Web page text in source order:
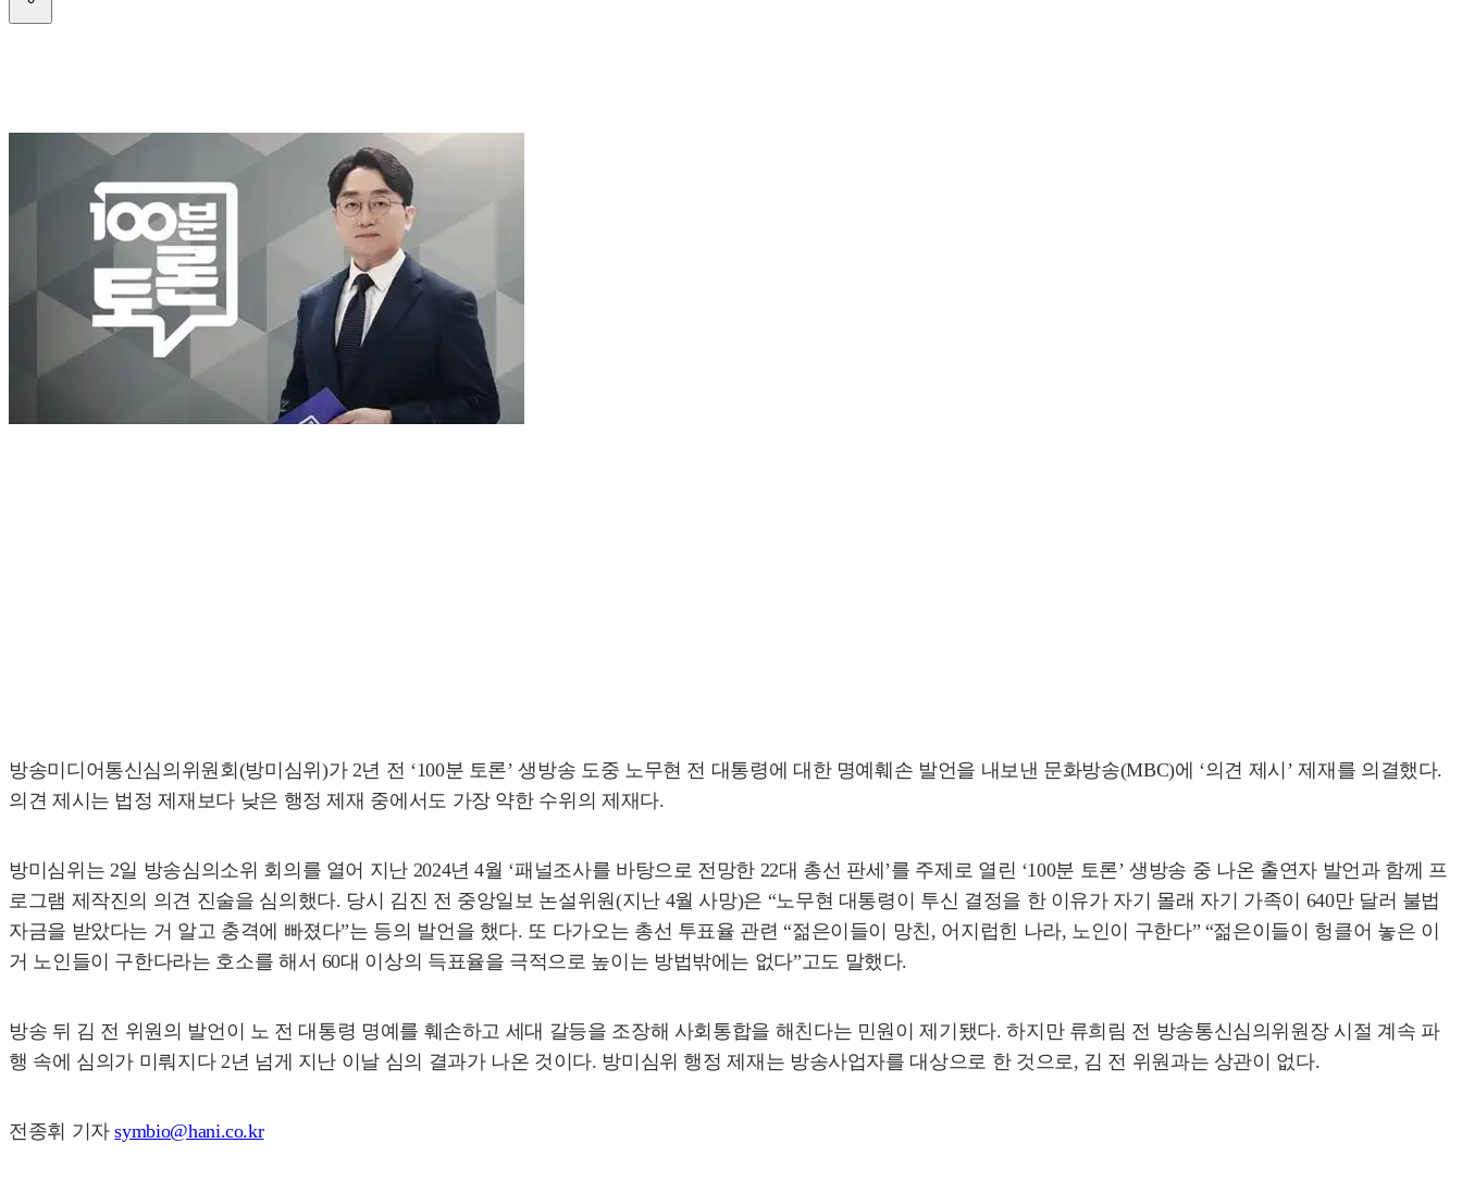
방송미디어통신심의위원회(방미심위)가 2년 전 ‘100분 토론’ 생방송 도중 노무현 전 대통령에 대한 명예훼손 발언을 내보낸 문화방송(MBC)에 ‘의견 제시’ 제재를 의결했다.
의견 제시는 법정 제재보다 낮은 행정 제재 중에서도 가장 약한 수위의 제재다.
방미심위는 2일 방송심의소위 회의를 열어 지난 2024년 4월 ‘패널조사를 바탕으로 전망한 22대 총선 판세’를 주제로 열린 ‘100분 토론’ 생방송 중 나온 출연자 발언과 함께 프
로그램 제작진의 의견 진술을 심의했다. 당시 김진 전 중앙일보 논설위원(지난 4월 사망)은 “노무현 대통령이 투신 결정을 한 이유가 자기 몰래 자기 가족이 640만 달러 불법
자금을 받았다는 거 알고 충격에 빠졌다”는 등의 발언을 했다. 또 다가오는 총선 투표율 관련 “젊은이들이 망친, 어지럽힌 나라, 노인이 구한다” “젊은이들이 헝클어 놓은 이
거 노인들이 구한다라는 호소를 해서 60대 이상의 득표율을 극적으로 높이는 방법밖에는 없다”고도 말했다.
방송 뒤 김 전 위원의 발언이 노 전 대통령 명예를 훼손하고 세대 갈등을 조장해 사회통합을 해친다는 민원이 제기됐다. 하지만 류희림 전 방송통신심의위원장 시절 계속 파
행 속에 심의가 미뤄지다 2년 넘게 지난 이날 심의 결과가 나온 것이다. 방미심위 행정 제재는 방송사업자를 대상으로 한 것으로, 김 전 위원과는 상관이 없다.
전종휘 기자symbio@hani.co.kr